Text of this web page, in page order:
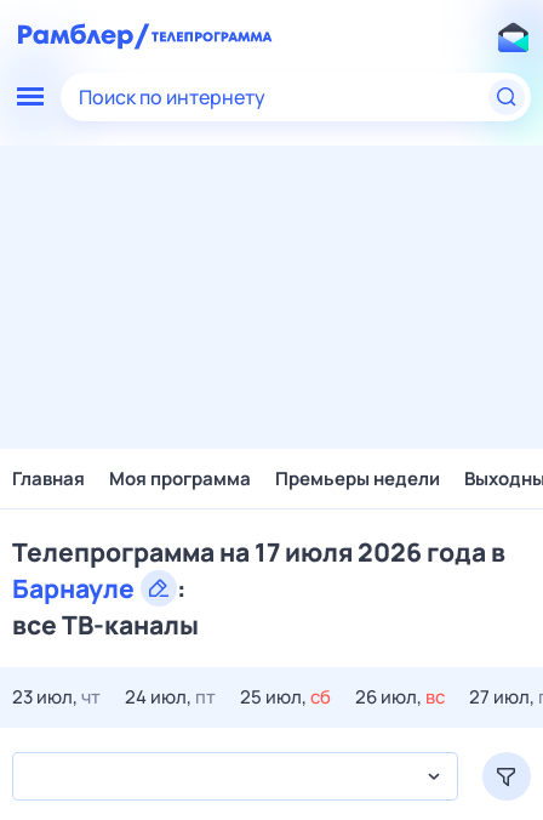
Поиск по интернету
Главная Моя программа Премьеры недели
Телепрограмма на 17 июля 2026 года в
Барнауле
:
все ТВ-каналы
23 июл,чт 24 июл, пт 25 июл,сб 26 июл, вс 27 июл,